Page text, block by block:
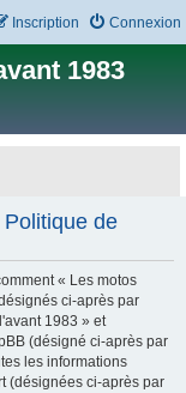
Connexion
Inscription
1983
de
« Les motos
ci-après par
1983 » et
(désigné ci-après par
les informations
(désignées ci-après par